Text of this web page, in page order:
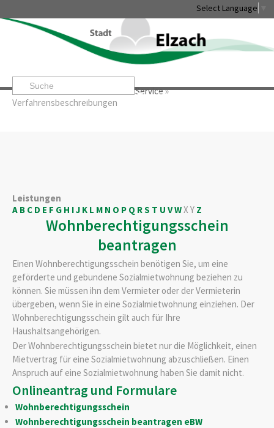
Select Language
Startseite» »Service»
Verfahrensbeschreibungen
Leben & Erleben Rathaus & Service
Leistungen
A B C D E F G H IJ K L M N O P Q RS T U VWXY Z
Wohnberechtigungsschein
beantragen
Einen Wohnberechtigungsschein benötigen Sie, um eine
geförderte und gebundene Sozialmietwohnung beziehen zu
können. Sie müssen ihn dem Vermieter oder der Vermieterin
übergeben, wenn Sie in eine Sozialmietwohnung einziehen. Der
Wohnberechtigungsschein gilt auch für Ihre
Haushaltsangehörigen.
Der Wohnberechtigungsschein bietet nur die Möglichkeit, einen
Mietvertrag für eine Sozialmietwohnung abzuschließen. Einen
Anspruch auf eine Sozialmietwohnung haben Sie damit nicht.
Onlineantrag und Formulare
Wohnberechtigungsschein
Wohnberechtigungsschein beantragen eBW